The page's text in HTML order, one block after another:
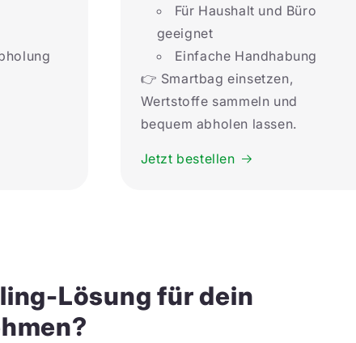
Für Haushalt und Büro
geeignet
Einfache Handhabung
👉 Smartbag einsetzen,
Wertstoffe sammeln und
bequem abholen lassen.
Jetzt bestellen
Lösung für dein